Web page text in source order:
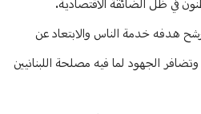
في ظل الضائقة الاقتصادية.
هدفه خدمة الناس والابتعاد عن
الجهود لما فيه مصلحة اللبنانيين